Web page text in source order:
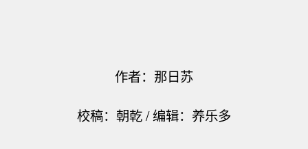
作者： 那日苏
校稿：朝乾 / 编辑：养乐多